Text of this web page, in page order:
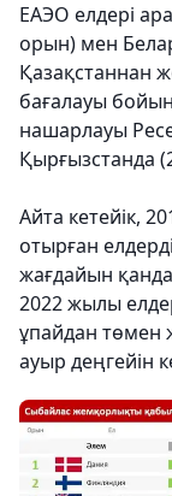
ЕАЭО елдері
орын) мен
Қазақстаннан
бағалауы
нашарлауы
Қырғызстанда
Айта кетейік,
отырған
жағдайын
2022 жылы
ұпайдан төмен
ауыр деңгейін